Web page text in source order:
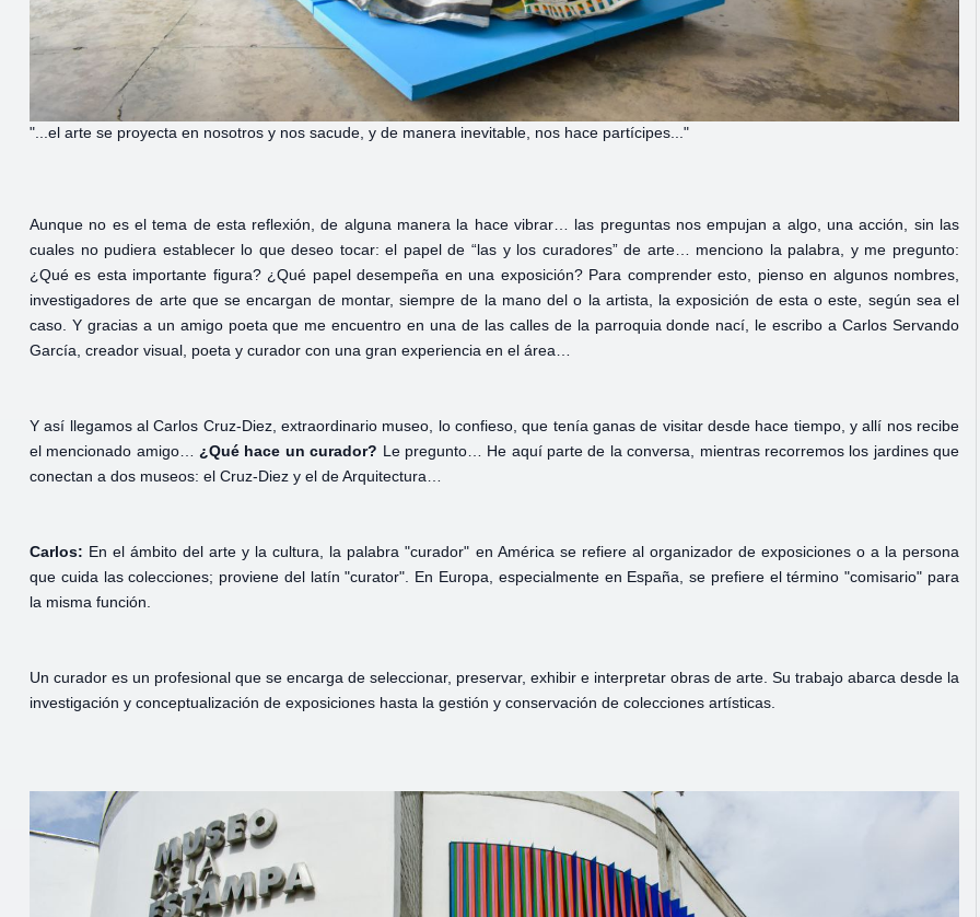
"...el arte se proyecta en nosotros y nos sacude, y de manera inevitable, nos hace partícipes..."
Aunque no es el tema de esta reflexión, de alguna manera la hace vibrar… las preguntas nos empujan a algo, una acción, sin las
cuales no pudiera establecer lo que deseo tocar: el papel de “las y los curadores” de arte… menciono la palabra, y me pregunto:
¿Qué es esta importante figura? ¿Qué papel desempeña en una exposición? Para comprender esto, pienso en algunos nombres,
investigadores de arte que se encargan de montar, siempre de la mano del o la artista, la exposición de esta o este, según sea el
caso. Y gracias a un amigo poeta que me encuentro en una de las calles de la parroquia donde nací, le escribo a Carlos Servando
García, creador visual, poeta y curador con una gran experiencia en el área…
Y así llegamos al Carlos Cruz-Diez, extraordinario museo, lo confieso, que tenía ganas de visitar desde hace tiempo, y allí nos recibe
el mencionado amigo…¿Qué hace un curador? Le pregunto… He aquí parte de la conversa, mientras recorremos los jardines que
conectan a dos museos: el Cruz-Diez y el de Arquitectura…
Carlos: En el ámbito del arte y la cultura, la palabra "curador" en América se refiere al organizador de exposiciones o a la persona
que cuida las colecciones; proviene del latín "curator". En Europa, especialmente en España, se prefiere el término "comisario" para
la misma función.
Un curador es un profesional que se encarga de seleccionar, preservar, exhibir e interpretar obras de arte. Su trabajo abarca desde la
investigación y conceptualización de exposiciones hasta la gestión y conservación de colecciones artísticas.